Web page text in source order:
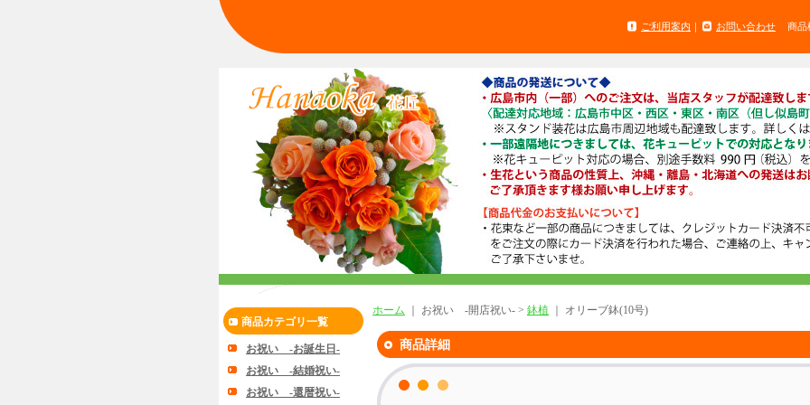
ご利用案内 ｜ お問い合わせ 商品
商品カテゴリ一覧
お祝い -お誕生日-
お祝い -結婚祝い-
お祝い -還暦祝い-
ホーム ｜ お祝い -開店祝い- > 鉢植 オリーブ鉢(10号)
商品詳細